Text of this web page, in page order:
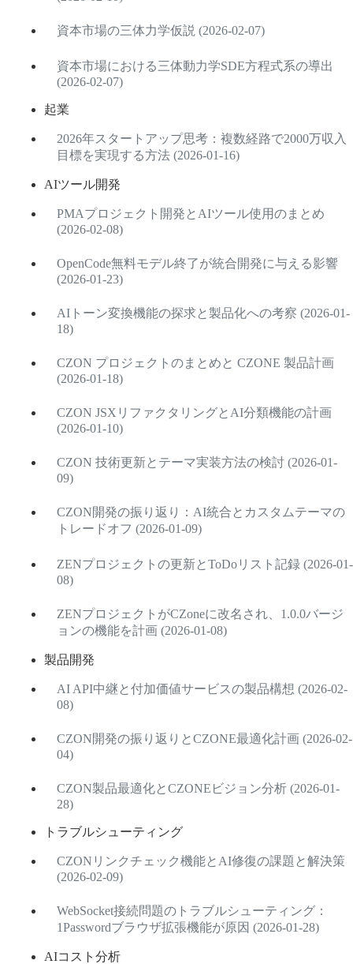
資本市場の三体力学仮説 (2026-02-07)
資本市場における三体動力学SDE方程式系の導出
(2026-02-07)
起業
2026年スタートアップ思考：複数経路で2000万収入
目標を実現する方法 (2026-01-16)
AIツール開発
PMAプロジェクト開発とAIツール使用のまとめ
(2026-02-08)
OpenCode無料モデル終了が統合開発に与える影響
(2026-01-23)
AIトーン変換機能の探求と製品化への考察 (2026-01-
18)
CZON プロジェクトのまとめと CZONE 製品計画
(2026-01-18)
CZON JSXリファクタリングとAI分類機能の計画
(2026-01-10)
CZON 技術更新とテーマ実装方法の検討 (2026-01-
09)
CZON開発の振り返り：AI統合とカスタムテーマの
トレードオフ (2026-01-09)
ZENプロジェクトの更新とToDoリスト記録 (2026-01-
08)
ZENプロジェクトがCZoneに改名され、1.0.0バージ
ョンの機能を計画 (2026-01-08)
製品開発
AI API中継と付加価値サービスの製品構想 (2026-02-
08)
CZON開発の振り返りとCZONE最適化計画 (2026-02-
04)
CZON製品最適化とCZONEビジョン分析 (2026-01-
28)
トラブルシューティング
CZONリンクチェック機能とAI修復の課題と解決策
(2026-02-09)
WebSocket接続問題のトラブルシューティング：
1Passwordブラウザ拡張機能が原因 (2026-01-28)
AIコスト分析